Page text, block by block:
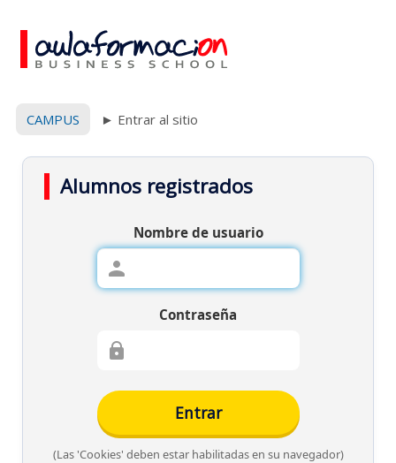
CAMPUS ► Entrar al sitio
Alumnos registrados
Nombre de usuario
Contraseña
(Las 'Cookies' deben estar habilitadas en su navegador)